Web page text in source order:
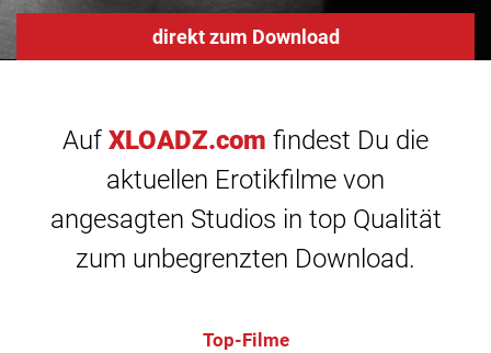
direkt zum Download
Auf XLOADZ.com findest Du die
aktuellen Erotikfilme von
angesagten Studios in top Qualität
zum unbegrenzten Download.
Top-Filme